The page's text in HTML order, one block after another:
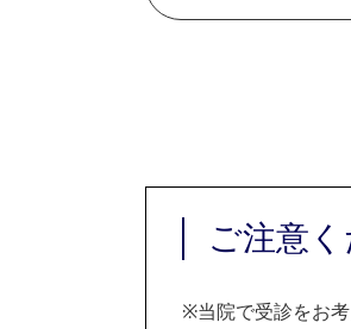
ご注意
※当院で受診をお